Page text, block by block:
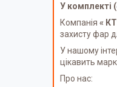
У комплекті
Компанія «
захисту фар
У нашому
цікавить
Про нас: